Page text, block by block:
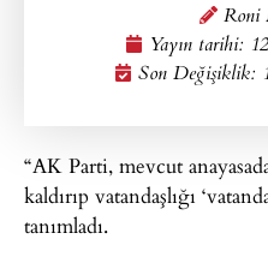
Roni
Yayın tarihi:
Son Değişiklik:
“AK Parti, mevcut
kaldırıp vatandaşlığı
tanımladı.